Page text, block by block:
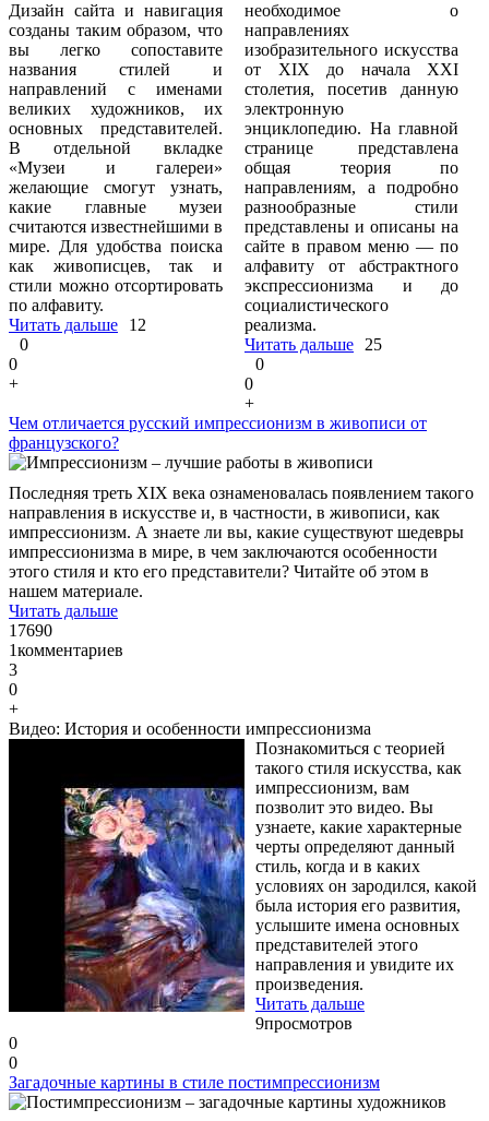
Дизайн сайта и навигация
созданы таким образом, что
вы легко сопоставите
названия стилей и
направлений с именами
великих художников, их
основных представителей.
В отдельной вкладке
«Музеи и галереи»
желающие смогут узнать,
какие главные музеи
считаются известнейшими в
мире. Для удобства поиска
как живописцев, так и
стили можно отсортировать
по алфавиту.
Читать дальше
12
0
0
+
необходимое о
направлениях
изобразительного искусства
от XIX до начала XXI
столетия, посетив данную
электронную
энциклопедию. На главной
странице представлена
общая теория по
направлениям, а подробно
разнообразные стили
представлены и описаны на
сайте в правом меню — по
алфавиту от абстрактного
экспрессионизма и до
социалистического
реализма.
Читать дальше
25
0
0
+
Чем отличается русский импрессионизм в живописи от
французского?
Последняя треть XIX века ознаменовалась появлением такого
направления в искусстве и, в частности, в живописи, как
импрессионизм. А знаете ли вы, какие существуют шедевры
импрессионизма в мире, в чем заключаются особенности
этого стиля и кто его представители? Читайте об этом в
нашем материале.
Читать дальше
17690
1комментариев
3
0
+
Видео: История и особенности импрессионизма
Познакомиться с теорией
такого стиля искусства, как
импрессионизм, вам
позволит это видео. Вы
узнаете, какие характерные
черты определяют данный
стиль, когда и в каких
условиях он зародился, какой
была история его развития,
услышите имена основных
представителей этого
направления и увидите их
произведения.
Читать дальше
9просмотров
0
0
Загадочные картины в стиле постимпрессионизм